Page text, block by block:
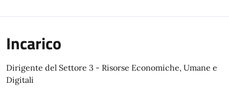
Incarico
Dirigente del Settore 3 - Risorse Economiche, Umane e
Digitali